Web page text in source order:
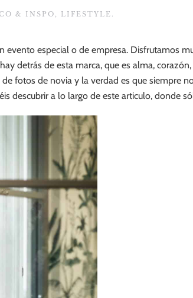
& INSPO , LIFESTYLE .
especial o de empresa. Disfrutamos
detrás de esta marca, que es alma,
fotos de novia y la verdad es que siempre
descubrir a lo largo de este articulo, donde